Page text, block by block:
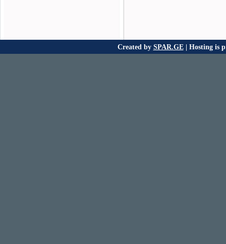
Created by SPAR.GE| Hosting is